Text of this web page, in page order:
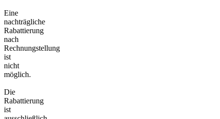
Eine
nachträgliche
Rabattierung
nach
Rechnungstellung
ist
nicht
möglich.
Die
Rabattierung
ist